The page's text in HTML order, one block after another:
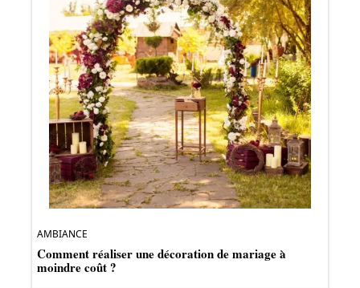
AMBIANCE
Comment réaliser une décoration de mariage à
moindre coût ?